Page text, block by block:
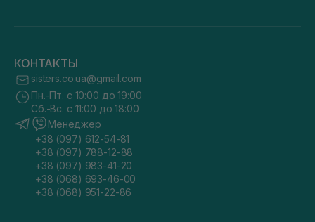
КОНТАКТЫ
sisters.co.ua@gmail.com
Пн.-Пт. с 10:00 до 19:00
Сб.-Вс. с 11:00 до 18:00
Менеджер
+38 (097) 612-54-81
+38 (097) 788-12-88
+38 (097) 983-41-20
+38 (068) 693-46-00
+38 (068) 951-22-86